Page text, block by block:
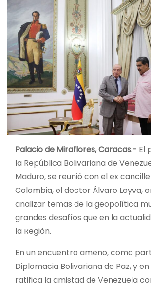
Palacio de Miraflores, Caracas.- El
la República Bolivariana de
Maduro, se reunió con el ex
Colombia, el doctor Álvaro Leyva,
analizar temas de la geopolítica
grandes desafíos que en la
la Región.
En un encuentro ameno, como
Diplomacia Bolivariana de Paz, y en
ratifica la amistad de Venezuela